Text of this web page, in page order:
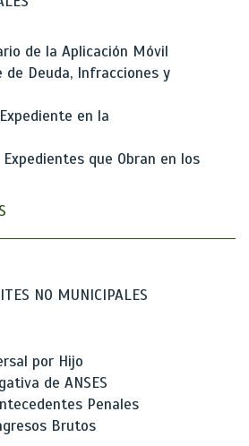
de la Aplicación Móvil
de Deuda, Infracciones y
en la
que Obran en los
NO MUNICIPALES
por Hijo
de ANSES
Penales
Brutos